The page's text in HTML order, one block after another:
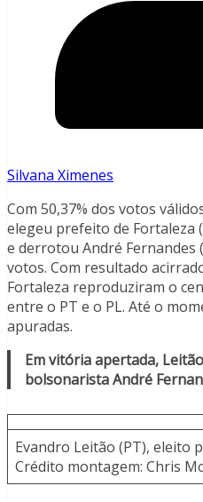
Silvana Ximenes
Com 50,37% dos votos
elegeu prefeito de Fortaleza
e derrotou André Fernandes
votos. Com resultado
Fortaleza reproduziram o
entre o PT e o PL. Até o
apuradas.
Em vitória apertada,
bolsonarista André
Evandro Leitão (PT), eleito
Crédito montagem: Chris